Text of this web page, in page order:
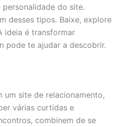
do site.
desses tipos. Baixe, explore
ideia é transformar
pode te ajudar a descobrir.
um site de relacionamento,
várias curtidas e
combinem de se